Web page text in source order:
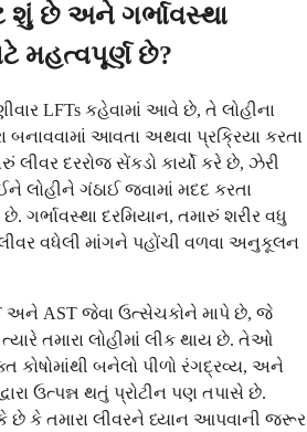
શું છે અને ગર્ભાવસ્થા
મહત્વપૂર્ણ છે?
LFTs કહેવામાં આવે છે, તે લોહીના
બનાવવામાં આવતા અથવા પ્રક્રિયા કરતા
લીવર દરરોજ સેંકડો કાર્યો કરે છે, ઝેરી
લોહીને ગંઠાઈ જવામાં મદદ કરતા
ગર્ભાવસ્થા દરમિયાન, તમારું શરીર વધુ
વધેલી માંગને પહોંચી વળવા અનુકૂલન
અને AST જેવા ઉત્સેચકોને માપે છે, જે
તમારા લોહીમાં લીક થાય છે. તેઓ
કોષોમાંથી બનેલો પીળો રંગદ્રવ્ય, અને
ઉત્પન્ન થતું પ્રોટીન પણ તપાસે છે.
છે કે તમારા લીવરને ધ્યાન આપવાની જરૂર